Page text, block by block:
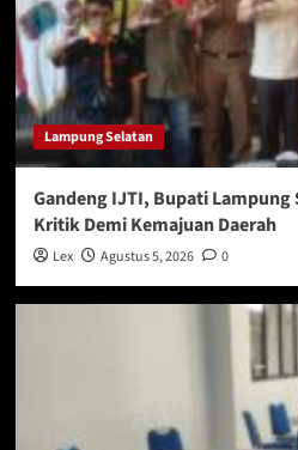
Lampung Selatan
Gandeng IJTI, Bupati Lampung
Kritik Demi Kemajuan Daerah
Lex Agustus 5, 2026 0